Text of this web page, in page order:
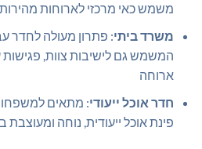
משמש כאי מרכזי לארוחות מהירות,
משרד ביתי: פתרון מעולה לחדר
המשמש גם לישיבות צוות,
ארוחה
חדר אוכל ייעודי: מתאים
פינת אוכל ייעודית, נוחה